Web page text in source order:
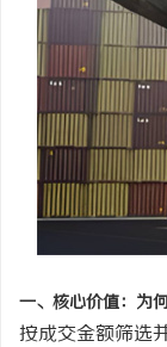
一、核心价值：为
按成交金额筛选
条，焊锡球，焊锡丝
锡条，巨一，焊